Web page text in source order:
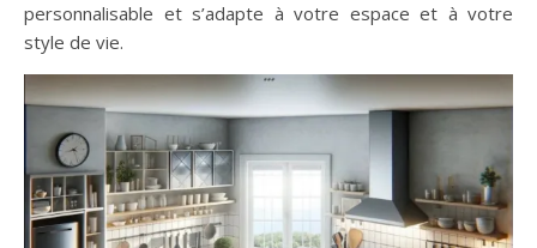
personnalisable et s’adapte à votre espace et à votre
style de vie.